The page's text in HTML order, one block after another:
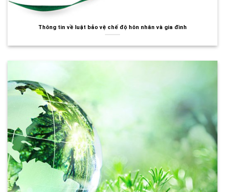
Thông tin về luật bảo vệ chế độ hôn nhân và gia đình